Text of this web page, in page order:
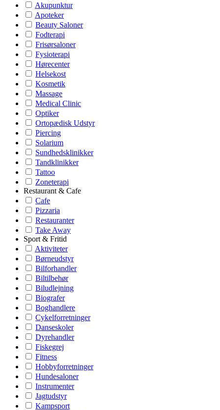
Akupunktur
Apoteker
Beauty Saloner
Fodterapi
Frisørsaloner
Fysioterapi
Hørecenter
Helsekost
Kosmetik
Massage
Medical Clinic
Optiker
Ortopædisk Udstyr
Piercing
Solarium
Sundhedsklinikker
Tandklinikker
Tattoo
Zoneterapi
Restaurant & Cafe
Cafe
Pizzaria
Restauranter
Take Away
Sport & Fritid
Aktiviteter
Børneudstyr
Bilforhandler
Biltilbehør
Biludlejning
Biografer
Boghandlere
Cykelforretninger
Danseskoler
Dyrehandler
Fiskegrej
Fitness
Hobbyforretninger
Hundesaloner
Instrumenter
Jagtudstyr
Kampsport